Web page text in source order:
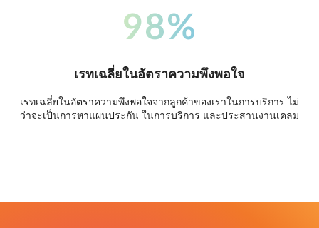
98%
เรทเฉลี่ยในอัตราความพึงพอใจ
เรทเฉลี่ยในอัตราความพึงพอใจจากลูกค้าของเราในการบริการ ไม่
ว่าจะเป็นการหาแผนประกัน ในการบริการ และประสานงานเคลม